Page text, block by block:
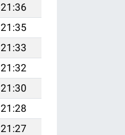
21:36
21:35
21:33
21:32
21:30
21:28
21:27